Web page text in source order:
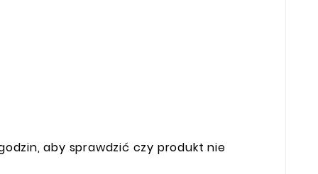
aby sprawdzić czy produkt nie